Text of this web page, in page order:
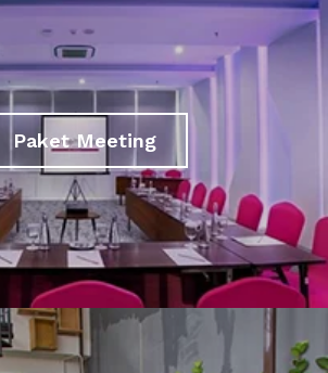
Paket Meeting